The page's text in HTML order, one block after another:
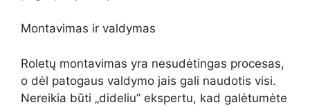
Montavimas ir valdymas
Roletų montavimas yra nesudėtingas procesas,
o dėl patogaus valdymo jais gali naudotis visi.
Nereikia būti „dideliu” ekspertu, kad galėtumėte